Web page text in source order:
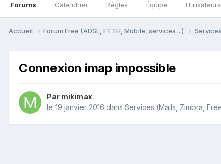
Forums Calendrier Règles Équipe
Accueil Forum Free (ADSL, FTTH, Mobile, services ...)
Connexion imap impossible
Par mikimax
le 19 janvier 2016 dans Services (Mails, Zimbra,